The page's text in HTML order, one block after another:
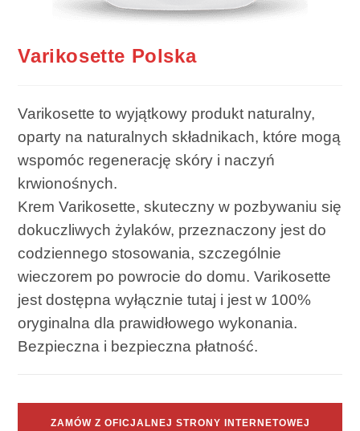
Varikosette Polska
Varikosette to wyjątkowy produkt naturalny,
oparty na naturalnych składnikach, które mogą
wspomóc regenerację skóry i naczyń
krwionośnych.
Krem Varikosette, skuteczny w pozbywaniu się
dokuczliwych żylaków, przeznaczony jest do
codziennego stosowania, szczególnie
wieczorem po powrocie do domu. Varikosette
jest dostępna wyłącznie tutaj i jest w 100%
oryginalna dla prawidłowego wykonania.
Bezpieczna i bezpieczna płatność.
ZAMÓW Z OFICJALNEJ STRONY INTERNETOWEJ